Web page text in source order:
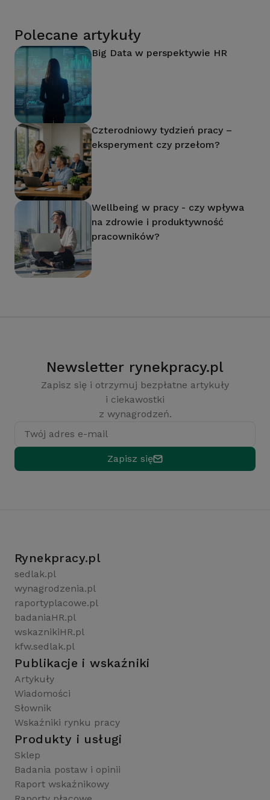
Polecane artykuły
Big Data w perspektywie HR
Czterodniowy tydzień pracy –
eksperyment czy przełom?
Wellbeing w pracy - czy wpływa
na zdrowie i produktywność
pracowników?
Newsletter rynekpracy.pl
Zapisz się i otrzymuj bezpłatne artykuły
i ciekawostki
z wynagrodzeń.
Twój adres e-mail
Zapisz się
Rynekpracy.pl
sedlak.pl
wynagrodzenia.pl
raportyplacowe.pl
badaniaHR.pl
wskaznikiHR.pl
kfw.sedlak.pl
Publikacje i wskaźniki
Artykuły
Wiadomości
Słownik
Wskaźniki rynku pracy
Produkty i usługi
Sklep
Badania postaw i opinii
Raport wskaźnikowy